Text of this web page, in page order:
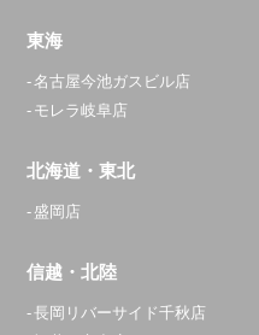
東海
名古屋今池ガスビル店
モレラ岐阜店
北海道・東北
盛岡店
信越・北陸
長岡リバーサイド千秋店